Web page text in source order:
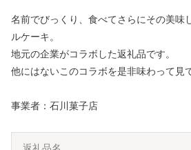
名前でびっくり、食べてさらにその美味
ルケーキ。
地元の企業がコラボした返礼品です。
他にはないこのコラボを是非味わって見
事業者：石川菓子店